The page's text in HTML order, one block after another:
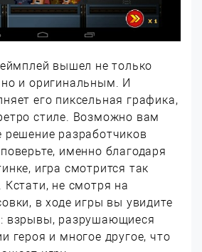
вышел не только
и оригинальным. И
его пиксельная графика,
стиле. Возможно вам
решение разработчиков
именно благодаря
игра смотрится так
Кстати, не смотря на
в ходе игры вы увидите
взрывы, разрушающиеся
героя и многое другое, что